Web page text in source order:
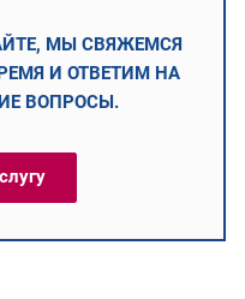
МЫ СВЯЖЕМСЯ
И ОТВЕТИМ НА
ВОПРОСЫ.